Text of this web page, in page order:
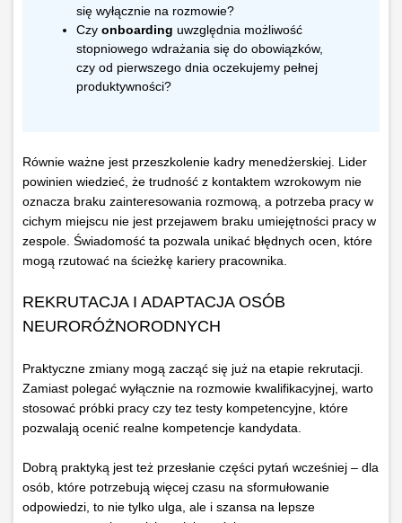
się wyłącznie na rozmowie?
Czy onboarding uwzględnia możliwość
stopniowego wdrażania się do obowiązków,
czy od pierwszego dnia oczekujemy pełnej
produktywności?
Równie ważne jest przeszkolenie kadry menedżerskiej. Lider
powinien wiedzieć, że trudność z kontaktem wzrokowym nie
oznacza braku zainteresowania rozmową, a potrzeba pracy w
cichym miejscu nie jest przejawem braku umiejętności pracy w
zespole. Świadomość ta pozwala unikać błędnych ocen, które
mogą rzutować na ścieżkę kariery pracownika.
REKRUTACJA I ADAPTACJA OSÓB
NEURORÓŻNORODNYCH
Praktyczne zmiany mogą zacząć się już na etapie rekrutacji.
Zamiast polegać wyłącznie na rozmowie kwalifikacyjnej, warto
stosować próbki pracy czy tez testy kompetencyjne, które
pozwalają ocenić realne kompetencje kandydata.
Dobrą praktyką jest też przesłanie części pytań wcześniej – dla
osób, które potrzebują więcej czasu na sformułowanie
odpowiedzi, to nie tylko ulga, ale i szansa na lepsze